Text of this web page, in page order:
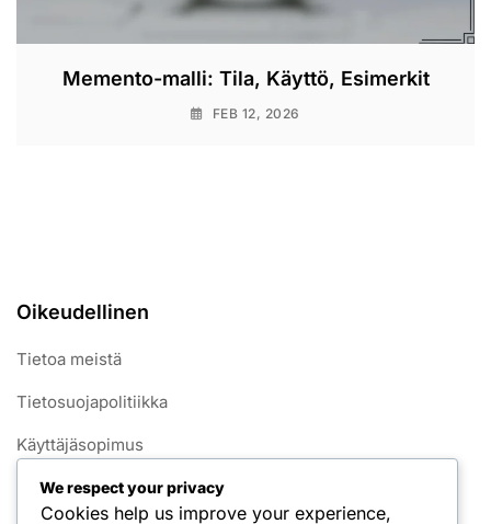
Memento-malli: Tila, Käyttö, Esimerkit
FEB 12, 2026
Oikeudellinen
Tietoa meistä
Tietosuojapolitiikka
Käyttäjäsopimus
Yhteystiedot
We respect your privacy
Cookies help us improve your experience,